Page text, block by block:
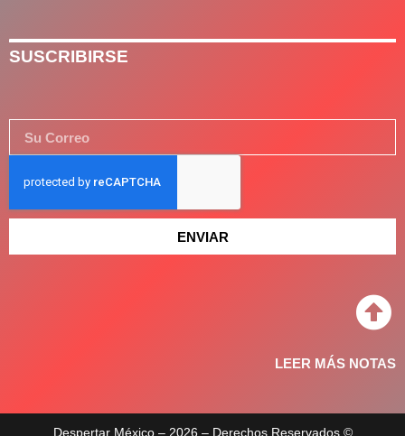
SUSCRIBIRSE
ENVIAR
LEER MÁS NOTAS
Despertar México – 2026 – Derechos Reservados ©